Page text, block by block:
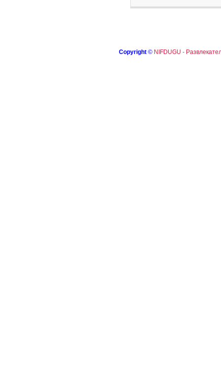
Copyright © NIFDUGU -